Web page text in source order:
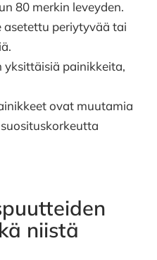
80 merkin leveyden.
asetettu periytyvää tai
yksittäisiä painikkeita,
ovat muutamia
niistä